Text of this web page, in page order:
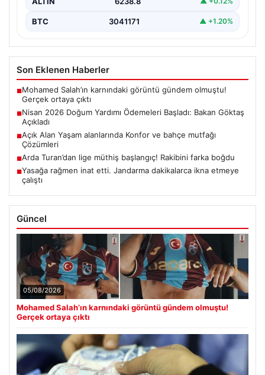
BTC 3041171 ▲ +1.20%
Son Eklenen Haberler
■Mohamed Salah’ın karnındaki görüntü gündem olmuştu!
Gerçek ortaya çıktı
■Nisan 2026 Doğum Yardımı Ödemeleri Başladı: Bakan Göktaş
Açıkladı
■Açık Alan Yaşam alanlarında Konfor ve bahçe mutfağı
Çözümleri
■Arda Turan’dan lige müthiş başlangıç! Rakibini farka boğdu
■Yasağa rağmen inat etti. Jandarma dakikalarca ikna etmeye
çalıştı
Güncel
05/08/2026
Mohamed Salah’ın karnındaki görüntü gündem olmuştu!
Gerçek ortaya çıktı